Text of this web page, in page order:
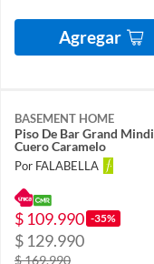
Agregar
BASEMENT HOME
Piso De Bar Grand Mindi
Cuero Caramelo
Por FALABELLA
$ 109.990 -35%
$ 129.990
$ 169.990